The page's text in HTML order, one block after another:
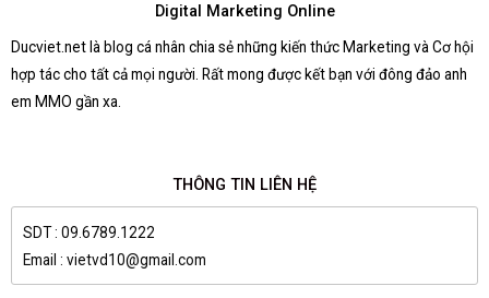
Digital Marketing Online
Ducviet.net là blog cá nhân chia sẻ những kiến thức Marketing và Cơ hội
hợp tác cho tất cả mọi người. Rất mong được kết bạn với đông đảo anh
em MMO gần xa.
THÔNG TIN LIÊN HỆ
SDT : 09.6789.1222
Email : vietvd10@gmail.com